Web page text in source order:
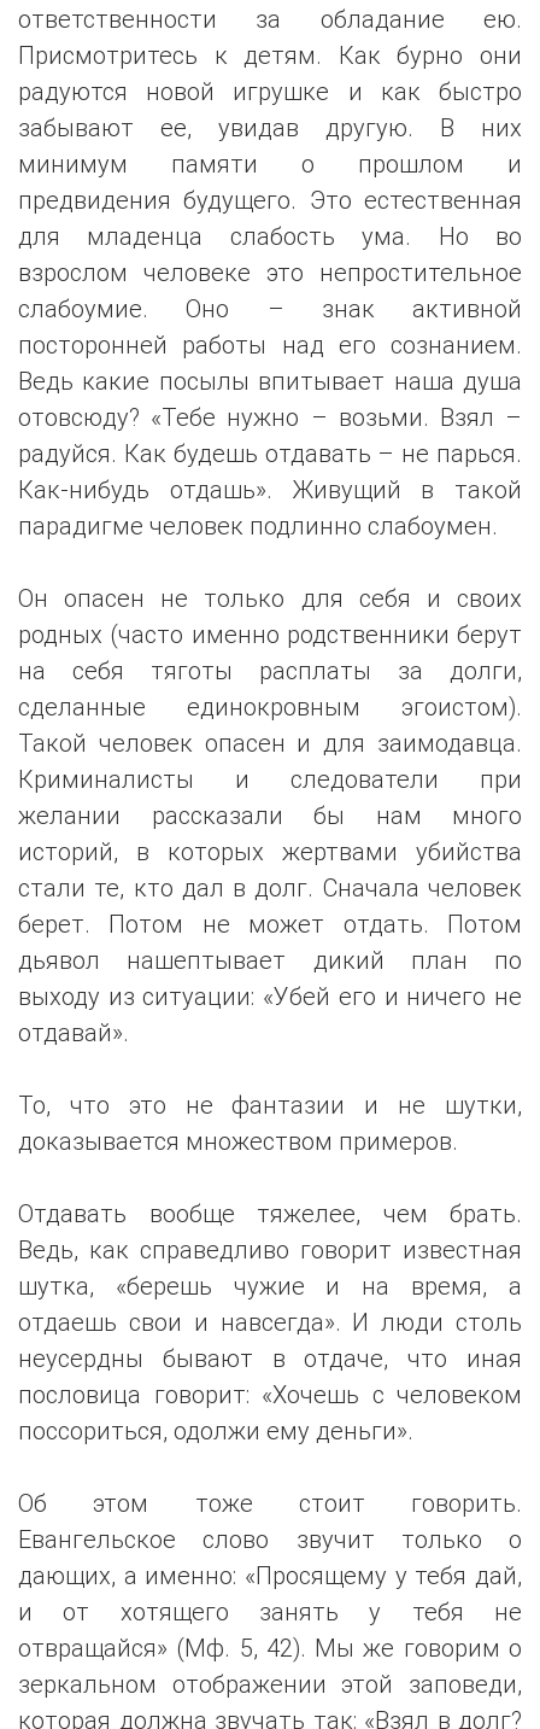
ответственности за обладание ею.
Присмотритесь к детям. Как бурно они
радуются новой игрушке и как быстро
забывают ее, увидав другую. В них
минимум памяти о прошлом и
предвидения будущего. Это естественная
для младенца слабость ума. Но во
взрослом человеке это непростительное
слабоумие. Оно – знак активной
посторонней работы над его сознанием.
Ведь какие посылы впитывает наша душа
отовсюду? «Тебе нужно – возьми. Взял –
радуйся. Как будешь отдавать – не парься.
Как-нибудь отдашь». Живущий в такой
парадигме человек подлинно слабоумен.
Он опасен не только для себя и своих
родных (часто именно родственники берут
на себя тяготы расплаты за долги,
сделанные единокровным эгоистом).
Такой человек опасен и для заимодавца.
Криминалисты и следователи при
желании рассказали бы нам много
историй, в которых жертвами убийства
стали те, кто дал в долг. Сначала человек
берет. Потом не может отдать. Потом
дьявол нашептывает дикий план по
выходу из ситуации: «Убей его и ничего не
отдавай».
То, что это не фантазии и не шутки,
доказывается множеством примеров.
Отдавать вообще тяжелее, чем брать.
Ведь, как справедливо говорит известная
шутка, «берешь чужие и на время, а
отдаешь свои и навсегда». И люди столь
неусердны бывают в отдаче, что иная
пословица говорит: «Хочешь с человеком
поссориться, одолжи ему деньги».
Об этом тоже стоит говорить.
Евангельское слово звучит только о
дающих, а именно: «Просящему у тебя дай,
и от хотящего занять у тебя не
отвращайся» (Мф. 5, 42). Мы же говорим о
зеркальном отображении этой заповеди,
которая должна звучать так: «Взял в долг?